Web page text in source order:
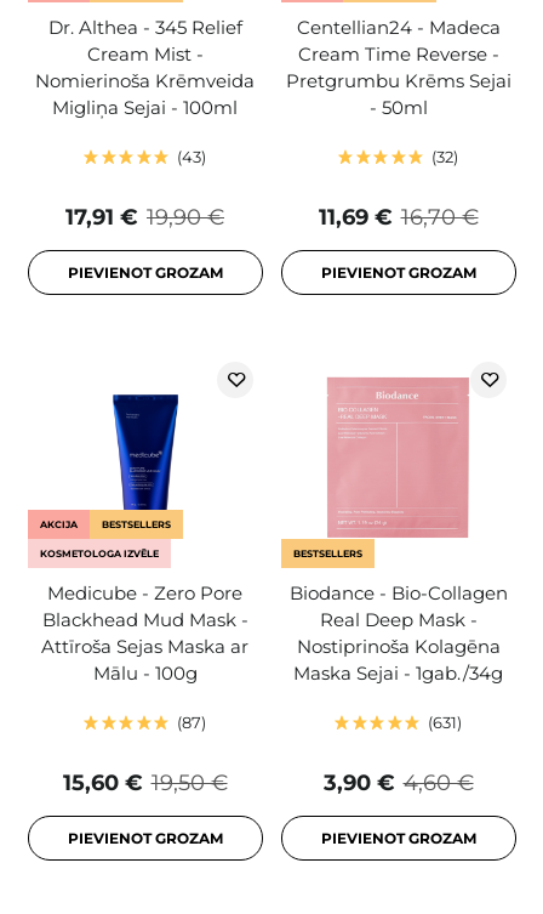
Dr. Althea - 345 Relief
Cream Mist -
Nomierinoša Krēmveida
Migliņa Sejai - 100ml
43
19,90 €
17,91 €
PIEVIENOT GROZAM
Centellian24 - Madeca
Cream Time Reverse -
Pretgrumbu Krēms Sejai
- 50ml
32
16,70 €
11,69 €
PIEVIENOT GROZAM
AKCIJA BESTSELLERS
KOSMETOLOGA IZVĒLE
Medicube - Zero Pore
Blackhead Mud Mask -
Attīroša Sejas Maska ar
Mālu - 100g
87
19,50 €
15,60 €
PIEVIENOT GROZAM
BESTSELLERS
Biodance - Bio-Collagen
Real Deep Mask -
Nostiprinoša Kolagēna
Maska Sejai - 1gab./34g
631
4,60 €
3,90 €
PIEVIENOT GROZAM